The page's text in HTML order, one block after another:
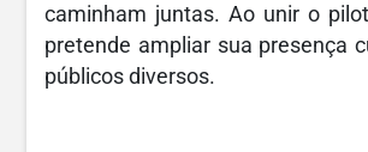
caminham juntas. Ao unir o
pretende ampliar sua presença
públicos diversos.